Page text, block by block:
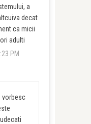
a
decat
ca micii
adulti
PM
vorbesc